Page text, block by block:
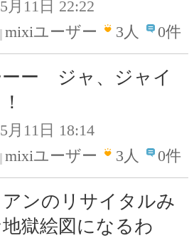
月11日 22:22
mixiユーザー
3人 0件
ーー ジャ、ジャイ
月11日 18:14
mixiユーザー
3人 0件
ンのリサイタルみ
獄絵図になるわ